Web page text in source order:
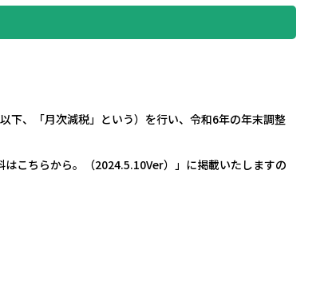
下、「月次減税」という）を行い、令和6年の年末調整
こちらから。（2024.5.10Ver）」に掲載いたしますの